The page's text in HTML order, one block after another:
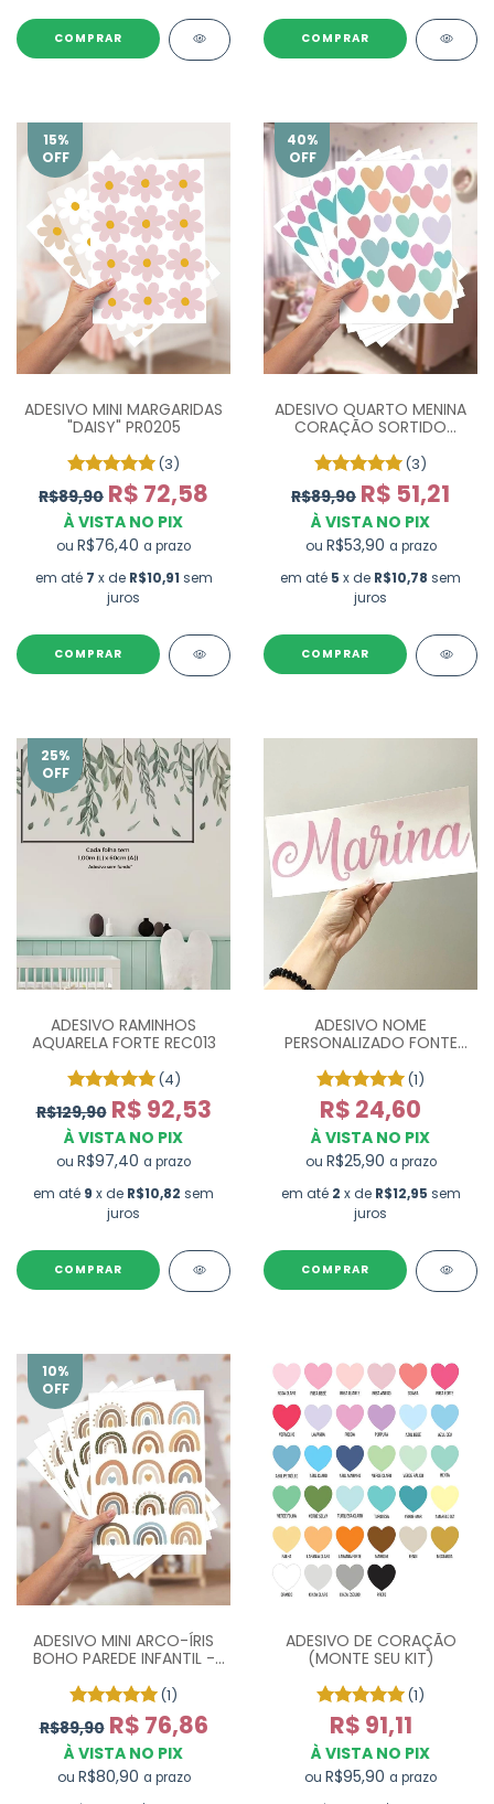
COMPRAR COMPRAR
15%
OFF
ADESIVO MINI MARGARIDAS
"DAISY" PR0205
(3)
R$89,90 R$ 72,58
À VISTA NO PIX
ou R$76,40 a prazo
em até 7 x de R$10,91 sem
juros
COMPRAR
40%
OFF
ADESIVO QUARTO MENINA
CORAÇÃO SORTIDO
UN
(3)
R$89,90 R$ 51,21
À VISTA NO PIX
ou R$53,90 a prazo
em até 5 x de R$10,78 sem
juros
COMPRAR
25%
OFF
ADESIVO RAMINHOS
AQUARELA FORTE REC013
(4)
R$129,90 R$ 92,53
À VISTA NO PIX
ou R$97,40 a prazo
em até 9 x de R$10,82 sem
juros
COMPRAR
ADESIVO NOME
PERSONALIZADO FONTE
(1)
R$ 24,60
À VISTA NO PIX
ou R$25,90 a prazo
em até 2 x de R$12,95 sem
juros
10%
OFF
ADESIVO MINI ARCO-ÍRIS
BOHO PAREDE INFANTIL -
(1)
R$89,90 R$ 76,86
À VISTA NO PIX
ou R$80,90 a prazo
ADESIVO DE CORAÇÃO
(MONTE SEU KIT)
(1)
R$ 91,11
À VISTA NO PIX
ou R$95,90 a prazo